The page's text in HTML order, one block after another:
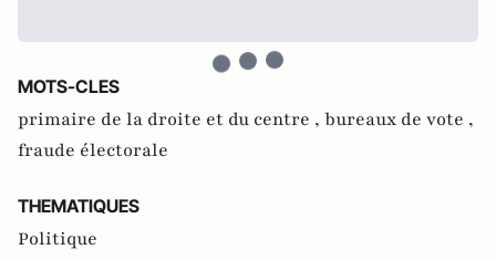
MOTS-CLES
primaire de la droite et du centre , bureaux de vote ,
fraude électorale
THEMATIQUES
Politique